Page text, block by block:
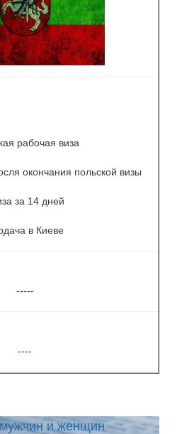
рабочая виза
окончания польской визы
за 14 дней
в Киеве
-----
----
и женщин